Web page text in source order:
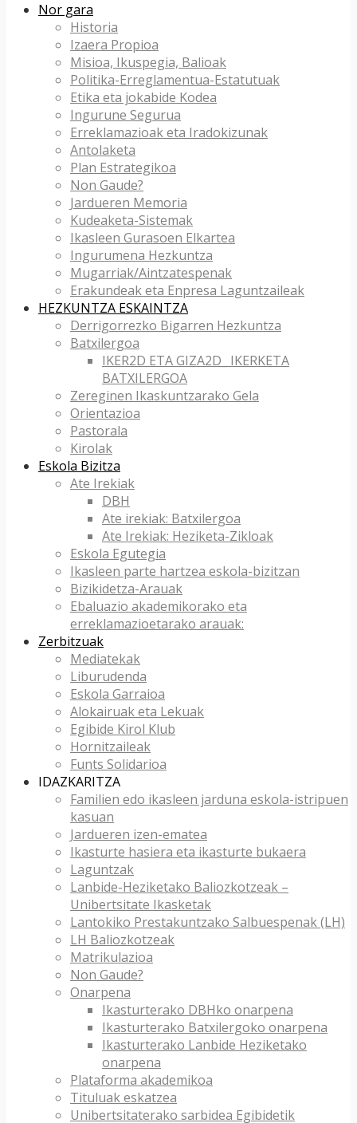
Nor gara
Historia
Izaera Propioa
Misioa, Ikuspegia, Balioak
Politika-Erreglamentua-Estatutuak
Etika eta jokabide Kodea
Ingurune Segurua
Erreklamazioak eta Iradokizunak
Antolaketa
Plan Estrategikoa
Non Gaude?
Jardueren Memoria
Kudeaketa-Sistemak
Ikasleen Gurasoen Elkartea
Ingurumena Hezkuntza
Mugarriak/Aintzatespenak
Erakundeak eta Enpresa Laguntzaileak
HEZKUNTZA ESKAINTZA
Derrigorrezko Bigarren Hezkuntza
Batxilergoa
IKER2D ETA GIZA2D_ IKERKETA
BATXILERGOA
Zereginen Ikaskuntzarako Gela
Orientazioa
Pastorala
Kirolak
Eskola Bizitza
Ate Irekiak
DBH
Ate irekiak: Batxilergoa
Ate Irekiak: Heziketa-Zikloak
Eskola Egutegia
Ikasleen parte hartzea eskola-bizitzan
Bizikidetza-Arauak
Ebaluazio akademikorako eta
erreklamazioetarako arauak:
Zerbitzuak
Mediatekak
Liburudenda
Eskola Garraioa
Alokairuak eta Lekuak
Egibide Kirol Klub
Hornitzaileak
Funts Solidarioa
IDAZKARITZA
Familien edo ikasleen jarduna eskola-istripuen
kasuan
Jardueren izen-ematea
Ikasturte hasiera eta ikasturte bukaera
Laguntzak
Lanbide-Heziketako Baliozkotzeak –
Unibertsitate Ikasketak
Lantokiko Prestakuntzako Salbuespenak (LH)
LH Baliozkotzeak
Matrikulazioa
Non Gaude?
Onarpena
Ikasturterako DBHko onarpena
Ikasturterako Batxilergoko onarpena
Ikasturterako Lanbide Heziketako
onarpena
Plataforma akademikoa
Tituluak eskatzea
Unibertsitaterako sarbidea Egibidetik